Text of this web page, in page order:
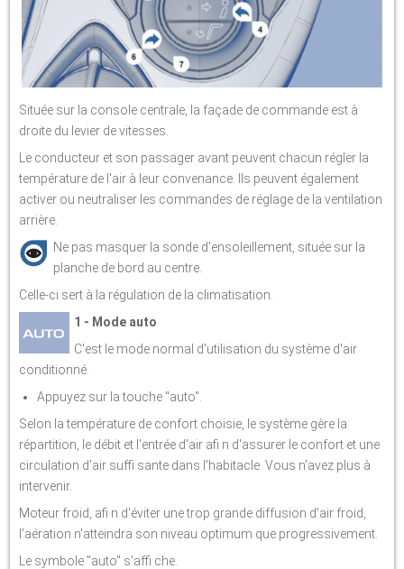
Située sur la console centrale, la façade de commande est à
droite du levier de vitesses.
Le conducteur et son passager avant peuvent chacun régler la
température de l'air à leur convenance. Ils peuvent également
activer ou neutraliser les commandes de réglage de la ventilation
arrière.
Ne pas masquer la sonde d'ensoleillement, située sur la
planche de bord au centre.
Celle-ci sert à la régulation de la climatisation.
1 - Mode auto
C'est le mode normal d'utilisation du système d'air
conditionné.
Appuyez sur la touche "auto".
Selon la température de confort choisie, le système gère la
répartition, le débit et l'entrée d'air afi n d'assurer le confort et une
circulation d'air suffi sante dans l'habitacle. Vous n'avez plus à
intervenir.
Moteur froid, afi n d'éviter une trop grande diffusion d'air froid,
l'aération n'atteindra son niveau optimum que progressivement.
Le symbole "auto" s'affi che.